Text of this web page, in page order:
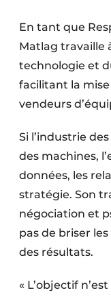
En tant que
Matlag travaille
technologie et
facilitant la
vendeurs
Si l’industrie
des machines,
données, les
stratégie. Son
négociation et
pas de briser
des résultats.
« L’objectif